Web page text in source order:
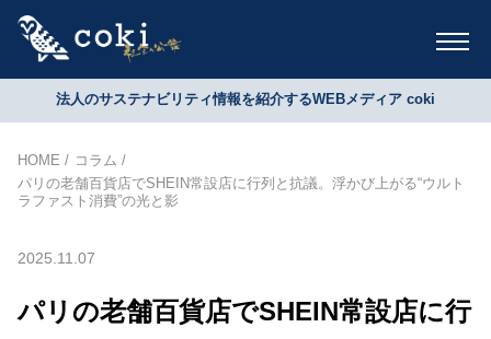
法人のサステナビリティ情報を紹介するWEBメディア coki
HOME
コラム
パリの老舗百貨店でSHEIN常設店に行列と抗議。浮かび上がる“ウルト
ラファスト消費”の光と影
2025.11.07
パリの老舗百貨店でSHEIN常設店に行